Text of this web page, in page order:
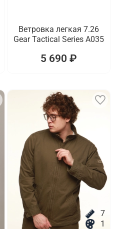
Ветровка легкая 7.26
Gear Tactical Series A035
5 690 ₽
7
1